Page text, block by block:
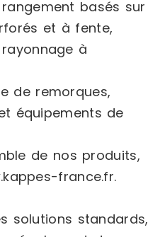
basés sur
et à fente,
à
de remorques,
équipements de
de nos produits,
france.fr.
solutions standards,